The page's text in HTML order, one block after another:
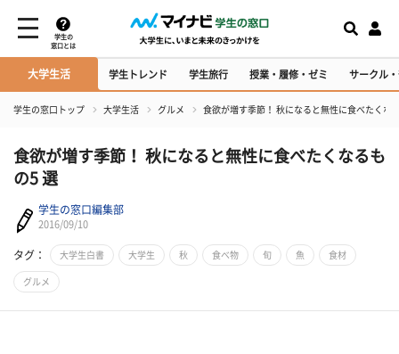
学生の
窓口とは
大学生活 学生トレンド 学生旅行 授業・履修・ゼミ サークル
学生の窓口トップ 大学生活 グルメ 食欲が増す季節！ 秋になると無性に食べたくな
食欲が増す季節！ 秋になると無性に食べたくなるも
の5 選
学生の窓口編集部
2016/09/10
タグ： 大学生白書 大学生 秋 食べ物 旬 魚 食材
グルメ